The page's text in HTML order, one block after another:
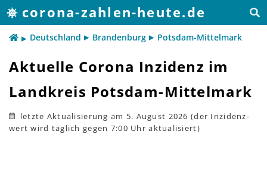
corona-zahlen-heute.de
Deutschland Brandenburg Potsdam-Mittelmark
Aktuelle Corona Inzidenz im
Landkreis Potsdam-Mittelmark
letzte Aktualisierung am 5. August 2026